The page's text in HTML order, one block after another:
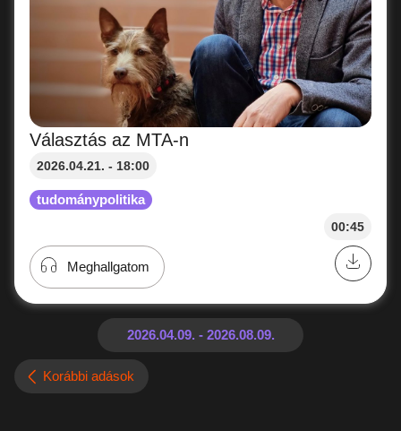
Választás az MTA-n
2026.04.21. - 18:00
tudománypolitika
00:45
Meghallgatom
Korábbi adások